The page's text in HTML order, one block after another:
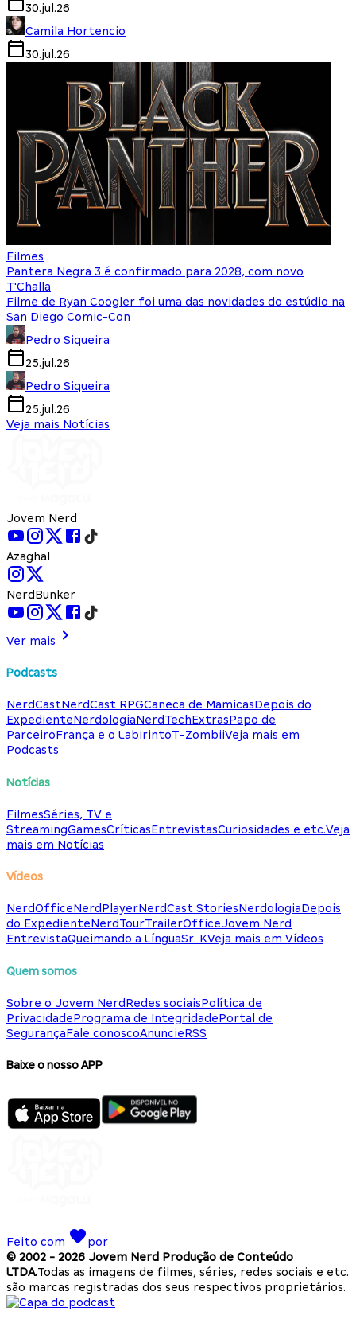
30.jul.26
Camila Hortencio
30.jul.26
Filmes
Pantera Negra 3 é confirmado para 2028, com novo
T'Challa
Filme de Ryan Coogler foi uma das novidades do estúdio na
San Diego Comic-Con
Pedro Siqueira
25.jul.26
Pedro Siqueira
25.jul.26
Veja mais Notícias
Jovem Nerd
Azaghal
NerdBunker
Ver mais
Podcasts
NerdCastNerdCast RPGCaneca de MamicasDepois do
ExpedienteNerdologiaNerdTechExtrasPapo de
ParceiroFrança e o LabirintoT-ZombiiVeja mais em
Podcasts
Notícias
FilmesSéries, TV e
StreamingGamesCríticasEntrevistasCuriosidades e etc.Veja
mais em Notícias
Vídeos
NerdOfficeNerdPlayerNerdCast StoriesNerdologiaDepois
do ExpedienteNerdTourTrailerOfficeJovem Nerd
EntrevistaQueimando a LínguaSr. KVeja mais em Vídeos
Quem somos
Sobre o Jovem NerdRedes sociaisPolítica de
PrivacidadePrograma de IntegridadePortal de
SegurançaFale conoscoAnuncieRSS
Baixe o nosso APP
Feito com
por
© 2002 - 2026 Jovem Nerd Produção de Conteúdo
LTDA.Todas as imagens de filmes, séries, redes sociais e etc.
são marcas registradas dos seus respectivos proprietários.